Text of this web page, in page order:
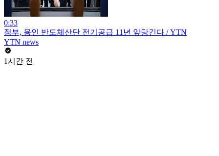
0:33
정부, 용인 반도체산단 전기공급 11년 앞당긴다 / YTN
YTN news
1시간 전